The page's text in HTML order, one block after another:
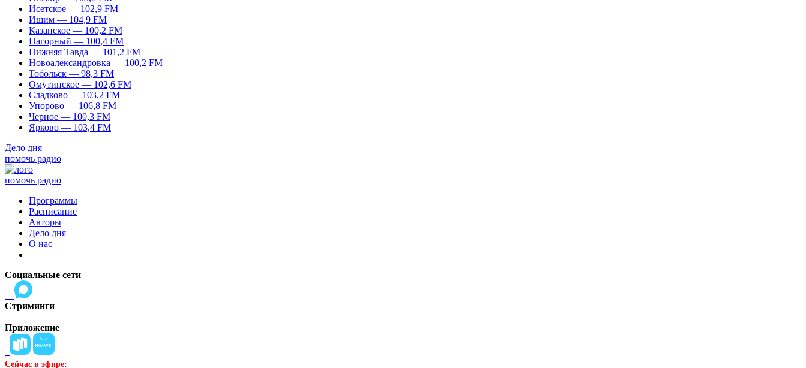
Исетское — 102,9 FM
Ишим — 104,9 FM
Казанское — 100,2 FM
Нагорный — 100,4 FM
Нижняя Тавда — 101,2 FM
Новоалександровка — 100,2 FM
Тобольск — 98,3 FM
Омутинское — 102,6 FM
Сладково — 103,2 FM
Упорово — 106,8 FM
Черное — 100,3 FM
Ярково — 103,4 FM
Дело дня
помочь радио
помочь радио
Программы
Расписание
Авторы
Дело дня
О нас
Социальные сети
Стриминги
Приложение
Сейчас в эфире: